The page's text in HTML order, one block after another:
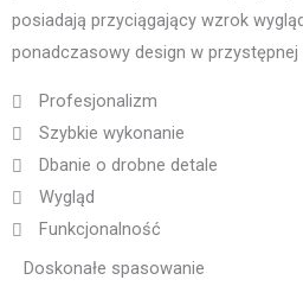
posiadają przyciągający wzrok
ponadczasowy design w przystępnej
Profesjonalizm
Szybkie wykonanie
Dbanie o drobne detale
Wygląd
Funkcjonalność
Doskonałe spasowanie